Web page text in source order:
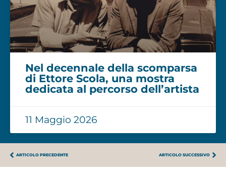
Nel decennale della scomparsa
di Ettore Scola, una mostra
dedicata al percorso dell’artista
11 Maggio 2026
ARTICOLO PRECEDENTE ARTICOLO SUCCESSIVO